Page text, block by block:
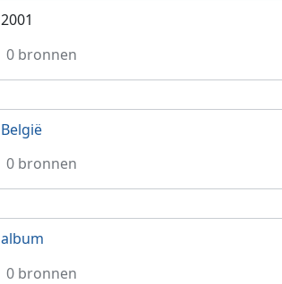
2001
0 bronnen
België
0 bronnen
album
0 bronnen